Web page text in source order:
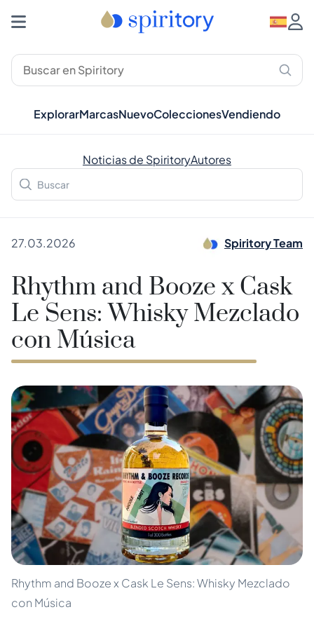
ExplorarMarcasNuevoColeccionesVendiendo
Noticias de SpiritoryAutores
27.03.2026 Spiritory Team
Rhythm and Booze x Cask
Le Sens: Whisky Mezclado
con Música
Rhythm and Booze x Cask Le Sens: Whisky Mezclado
con Música